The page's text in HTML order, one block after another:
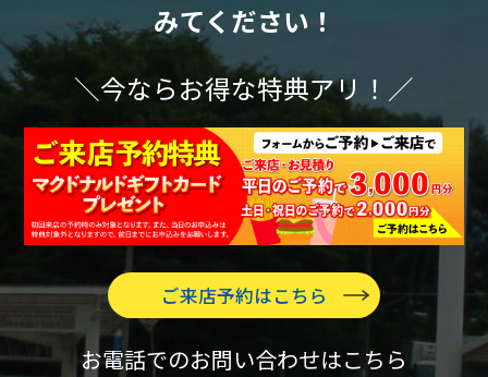
みてください！
＼今ならお得な特典アリ！／
ご来店予約はこちら
お電話でのお問い合わせはこちら